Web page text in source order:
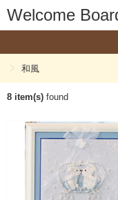
Welcome
和風
8 item(s) found